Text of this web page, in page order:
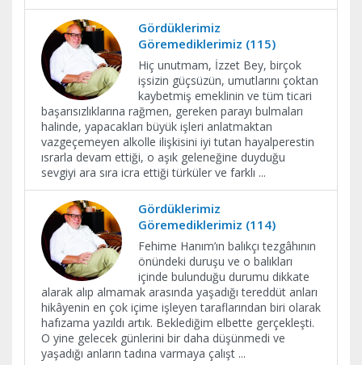
Gördüklerimiz
Göremediklerimiz (115)
Hiç unutmam, İzzet Bey, birçok
işsizin güçsüzün, umutlarını çoktan
kaybetmiş emeklinin ve tüm ticari
başarısızlıklarına rağmen, gereken parayı bulmaları
halinde, yapacakları büyük işleri anlatmaktan
vazgeçemeyen alkolle ilişkisini iyi tutan hayalperestin
ısrarla devam ettiği, o aşık geleneğine duyduğu
sevgiyi ara sıra icra ettiği türküler ve farklı ...
Gördüklerimiz
Göremediklerimiz (114)
Fehime Hanım’ın balıkçı tezgâhının
önündeki duruşu ve o balıkları
içinde bulunduğu durumu dikkate
alarak alıp almamak arasında yaşadığı tereddüt anları
hikâyenin en çok içime işleyen taraflarından biri olarak
hafızama yazıldı artık. Beklediğim elbette gerçekleşti.
O yine gelecek günlerini bir daha düşünmedi ve
yaşadığı anların tadına varmaya çalışt ...